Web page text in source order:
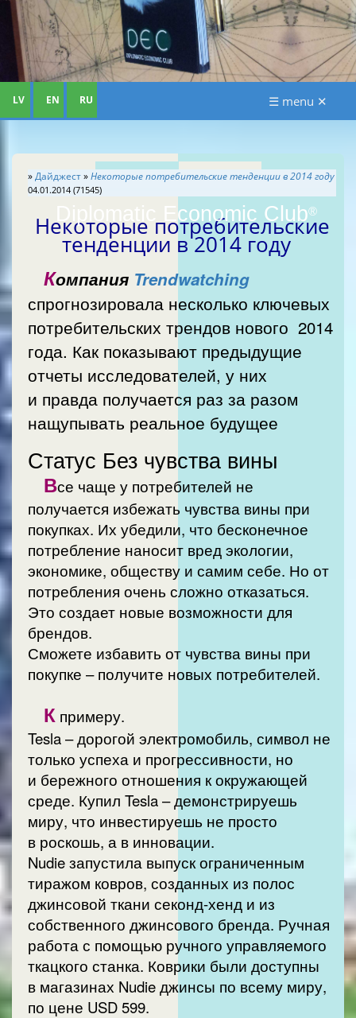
Diplomatic Economic Club®
LV EN RU ☰ menu ✕
»Дайджест»Некоторые потребительские тенденции в 2014 году
04.01.2014 (71545)
Некоторые потребительские
тенденции в 2014 году
Компания Trendwatching
спрогнозировала несколько ключевых
потребительских трендов нового 2014
года. Как показывают предыдущие
отчеты исследователей, у них
и правда получается раз за разом
нащупывать реальное будущее
Статус Без чувства вины
Все чаще у потребителей не
получается избежать чувства вины при
покупках. Их убедили, что бесконечное
потребление наносит вред экологии,
экономике, обществу и самим себе. Но от
потребления очень сложно отказаться.
Это создает новые возможности для
брендов.
Сможете избавить от чувства вины при
покупке – получите новых потребителей.
К примеру.
Tesla – дорогой электромобиль, символ не
только успеха и прогрессивности, но
и бережного отношения к окружающей
среде. Купил Tesla – демонстрируешь
миру, что инвестируешь не просто
в роскошь, а в инновации.
Nudie запустила выпуск ограниченным
тиражом ковров, созданных из полос
джинсовой ткани секонд-хенд и из
собственного джинсового бренда. Ручная
работа с помощью ручного управляемого
ткацкого станка. Коврики были доступны
в магазинах Nudie джинсы по всему миру,
по цене USD 599.